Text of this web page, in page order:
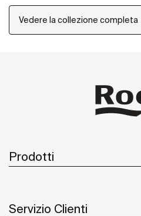
le sue pendenze
evacuazione dell'acqua,
eventualmente straripare.
Vedere la collezione completa
Prodotti
Servizio Clienti